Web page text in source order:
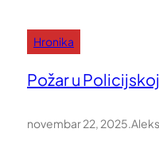
Hronika
Požar u
novembar 22, 2025.